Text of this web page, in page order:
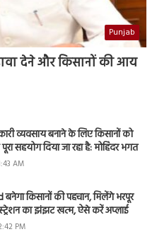
Punjab
देने और किसानों की आय
व्यवसाय बनाने के लिए किसानों को
सहयोग दिया जा रहा है: मोहिंदर भगत
AM
किसानों की पहचान, मिलेंगे भरपूर
का झंझट खत्म, ऐसे करें अप्लाई
PM